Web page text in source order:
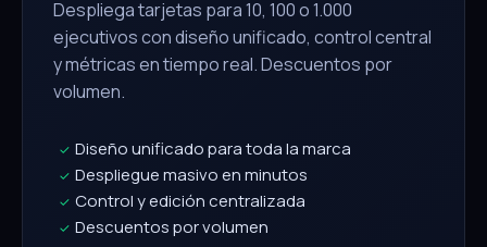
Despliega tarjetas para 10, 100 o 1.000
ejecutivos con diseño unificado, control central
y métricas en tiempo real. Descuentos por
volumen.
✓ Diseño unificado para toda la marca
✓ Despliegue masivo en minutos
✓ Control y edición centralizada
✓ Descuentos por volumen